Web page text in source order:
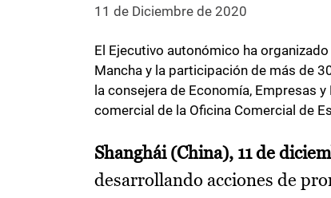
11 de Diciembre de 2020
El Ejecutivo autonómico ha
Mancha y la participación de más de
la consejera de Economía, Empresas
comercial de la Oficina Comercial de
Shanghái (China), 11 de
desarrollando acciones de